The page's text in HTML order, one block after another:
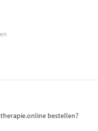
bestellen?